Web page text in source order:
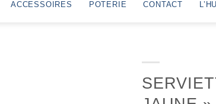
ACCESSOIRES POTERIE CONTACT